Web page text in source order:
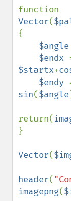
Vector(
{
$angle
$endx
$startx+
$endy
sin($angle
return(
}
Vector(
header(
imagepng(